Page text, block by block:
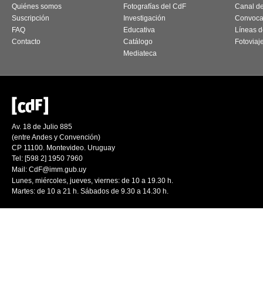
Quiénes somos
Suscripción
FAQ
Contacto
Fotografías del CdF
Investigación
Educativa
Catálogo
Mediateca
Canal
Líneas
Av. 18 de Julio 885
(entre Andes y Convención)
CP 11100. Montevideo. Uruguay
Tel: [598 2] 1950 7960
Mail: CdF@imm.gub.uy
Lunes, miércoles, jueves, viernes: de 10 a 19.30 h.
Martes: de 10 a 21 h. Sábados de 9.30 a 14.30 h.